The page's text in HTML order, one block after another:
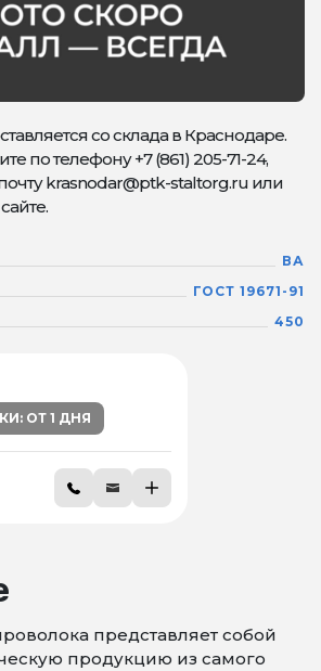
со склада в Краснодаре.
по телефону +7 (861) 205-71-24,
krasnodar@ptk-staltorg.ru или
ВА
ГОСТ 19671-91
450
ОТ 1 ДНЯ
представляет собой
продукцию из самого